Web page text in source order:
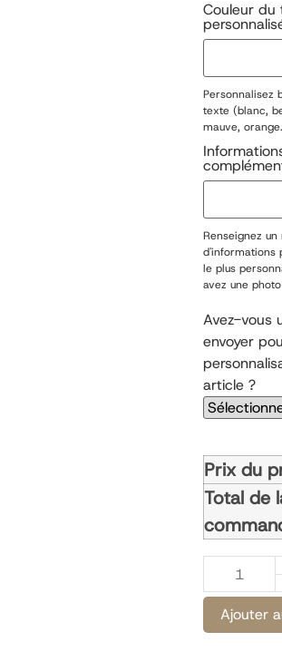
Couleur du
Personnalisez
texte (blanc,
mauve,
Renseignez
d'informations
le plus
avez une
passée.
Avez-vous
envoyer
article ?
Prix du
Total de
Ajouter